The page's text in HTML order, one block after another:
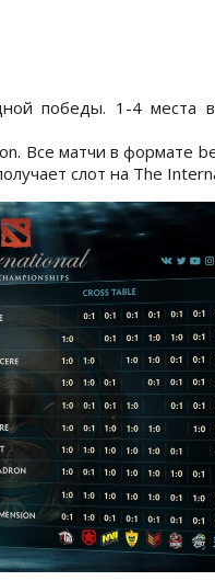
победы. 1-4 места
Все матчи в формате
слот на The